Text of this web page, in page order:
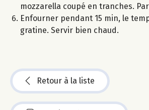
mozzarella coupé en tranches.
Enfourner pendant 15 min, le
gratine. Servir bien chaud.
Retour à la liste